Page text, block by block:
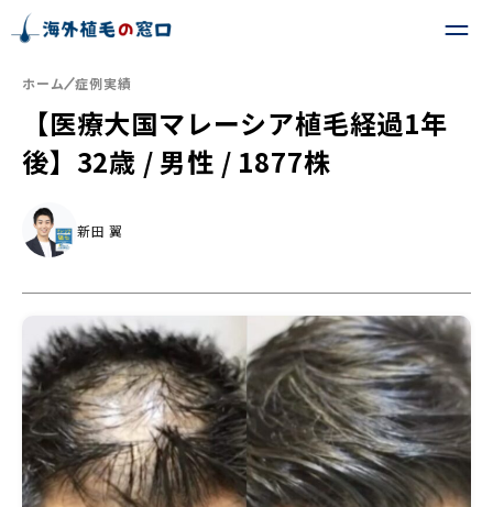
ホーム 症例実績
【医療大国マレーシア植毛経過1年
後】32歳 / 男性 / 1877株
新田 翼